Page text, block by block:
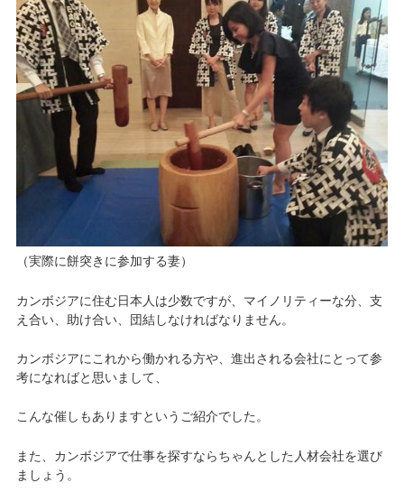
（実際に餅突きに参加する妻）
カンボジアに住む日本人は少数ですが、マイノリティーな分、支
え合い、助け合い、団結しなければなりません。
カンボジアにこれから働かれる方や、進出される会社にとって参
考になればと思いまして、
こんな催しもありますというご紹介でした。
また、カンボジアで仕事を探すならちゃんとした人材会社を選び
ましょう。